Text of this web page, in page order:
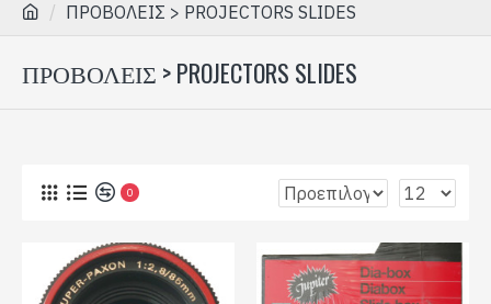
ΠΡΟΒΟΛΕΙΣ > PROJECTORS SLIDES
ΠΡΟΒΟΛΕΙΣ > PROJECTORS SLIDES
0